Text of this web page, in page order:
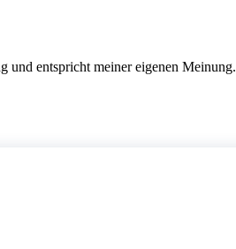
und entspricht meiner eigenen Meinung.